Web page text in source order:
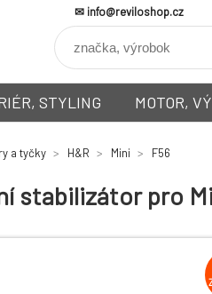
info@reviloshop.cz
STYLING MOTOR,
a tyčky H&R Mini F56
stabilizátor pro